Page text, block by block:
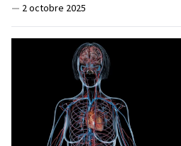
— 2 octobre 2025